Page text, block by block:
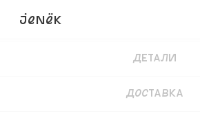
JENёK
Детали
Доставка